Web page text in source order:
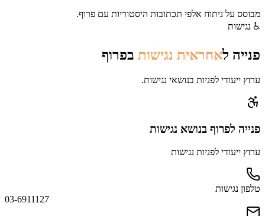
מבוסס על ניתוח אלפי תכתובות היסטוריות עם פרוף.
♿ נגישות
פנייה לאחראית נגישות בפרוף
ערוץ ייעודי לפניות בנושאי נגישות.
פנייה לפרוף בנושא נגישות
ערוץ ייעודי לפניות נגישות
טלפון נגישות
03-6911127